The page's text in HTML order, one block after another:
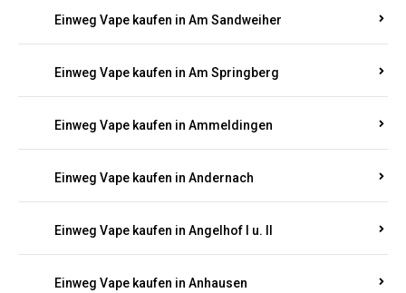
Einweg Vape kaufen in Am Sandweiher
Einweg Vape kaufen in Am Springberg
Einweg Vape kaufen in Ammeldingen
Einweg Vape kaufen in Andernach
Einweg Vape kaufen in Angelhof I u. II
Einweg Vape kaufen in Anhausen